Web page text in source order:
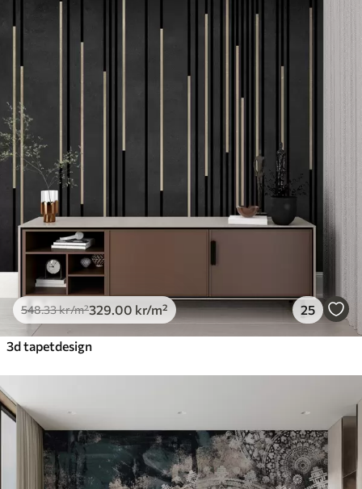
548.33kr/m²329 .00 kr/m² 25
3d tapetdesign